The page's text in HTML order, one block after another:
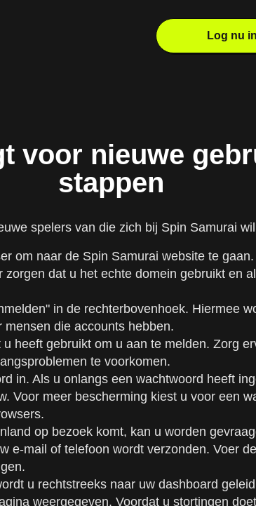
Log nu
voor nieuwe
stappen
spelers van die zich bij Spin Samurai
om naar de Spin Samurai website te
zorgen dat u het echte domein gebruikt en
in de rechterbovenhoek. Hiermee
die accounts hebben.
heeft gebruikt om u aan te melden. Zorg
te voorkomen.
in. Als u onlangs een wachtwoord heeft
Voor meer bescherming kiest u voor een
op bezoek komt, kan u worden
e-mail of telefoon wordt verzonden. Voer
u rechtstreeks naar uw dashboard
weergegeven. Voordat u stortingen